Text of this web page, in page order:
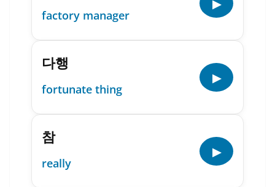
factory manager
▶
다행
fortunate thing
▶
참
really
▶